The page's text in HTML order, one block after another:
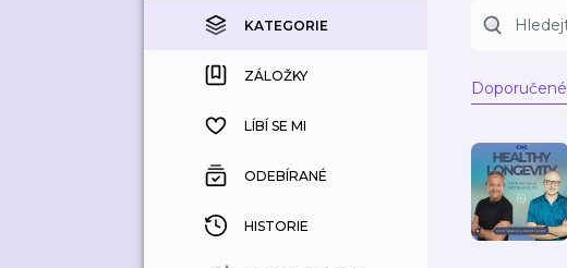
KATEGORIE
ZÁLOŽKY
HISTORIE
KATEGORIE
ZÁLOŽKY
LÍBÍ SE MI
ODEBÍRANÉ
HISTORIE
Doporučené